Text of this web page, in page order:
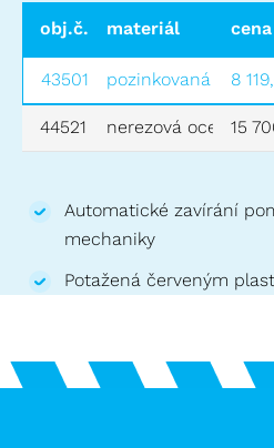
obj.č. materiál
43501 pozinkovaná ocel
8
44521 nerezová ocel 15
Automatické zavírání
mechaniky
Potažená červeným